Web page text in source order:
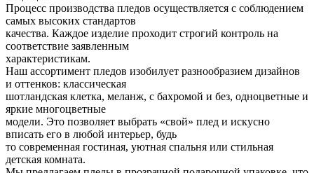
Процесс производства пледов осуществляется с соблюдением
самых высоких стандартов
качества. Каждое изделие проходит строгий контроль на
соответствие заявленным
характеристикам.
Наш ассортимент пледов изобилует разнообразием дизайнов
и оттенков: классическая
шотландская клетка, меланж, с бахромой и без, одноцветные и
яркие многоцветные
модели. Это позволяет выбрать «свой» плед и искусно
вписать его в любой интерьер, будь
то современная гостиная, уютная спальня или стильная
детская комната.